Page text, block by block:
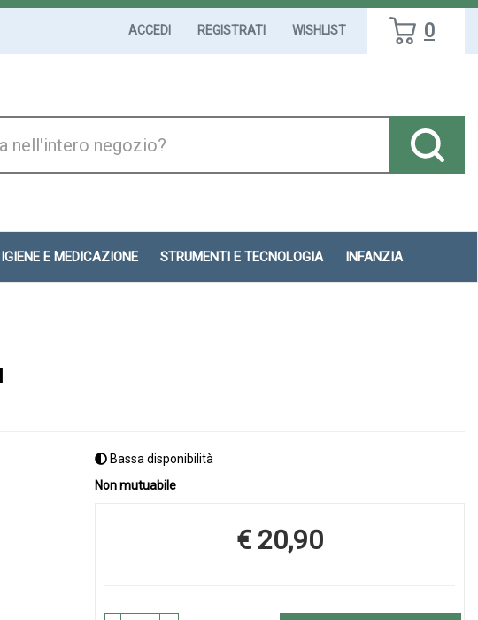
ACCEDI REGISTRATI WISHLIST 0
IGIENE E MEDICAZIONE STRUMENTI E TECNOLOGIA INFANZIA
Bassa disponibilità
Non mutuabile
Prezzo
€ 20,90